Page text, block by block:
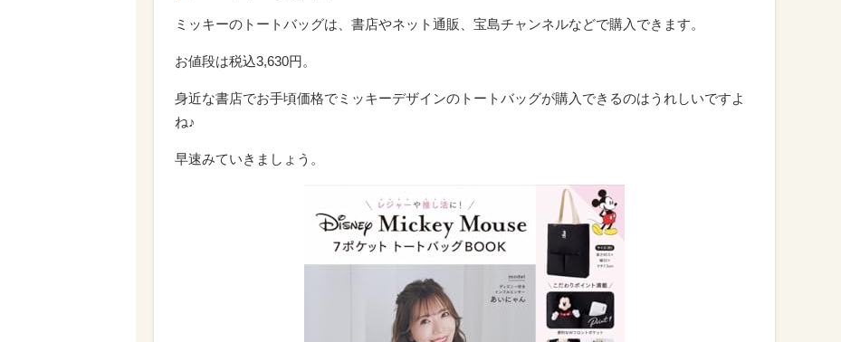
ミッキーのトートバッグは、書店やネット通販、宝島チャンネルなどで購入できます。
お値段は税込3,630円。
身近な書店でお手頃価格でミッキーデザインのトートバッグが購入できるのはうれしいですよ
ね♪
早速みていきましょう。